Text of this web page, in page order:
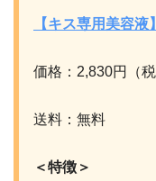
【キス専用美容
価格：2,830円（税
送料：無料
＜特徴＞